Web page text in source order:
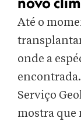
Até o
onde a
Serviço
mostra que